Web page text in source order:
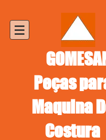
Peças
Maquina
Costura